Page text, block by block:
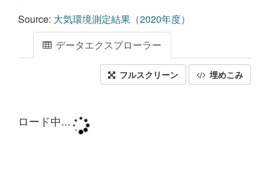
Source: 大気環境測定結果（2020年度）
データエクスプローラー
フルスクリーン 埋めこみ